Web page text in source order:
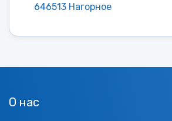
646513 Нагорное
О нас